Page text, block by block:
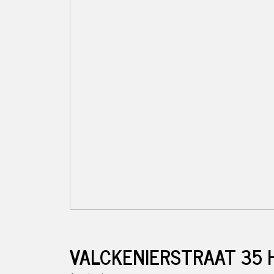
VALCKENIERSTRAAT35